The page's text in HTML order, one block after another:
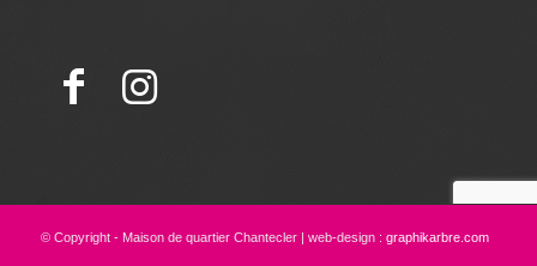
© Copyright - Maison de quartier Chantecler | web-design : graphikarbre.com